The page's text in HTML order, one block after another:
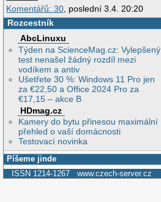
Komentářů: 30, poslední 3.4. 20:20
Rozcestník
AbcLinuxu
Týden na ScienceMag.cz: Vylepšený
test nenašel žádný rozdíl mezi
vodíkem a antiv
Ušetřete 30 %: Windows 11 Pro jen
za €22,50 a Office 2024 Pro za
€17,15 – akce B
HDmag.cz
Kamery do bytu přinesou maximální
přehled o vaší domácnosti
Testovací novinka
Píšeme jinde
ISSN 1214-1267 www.czech-server.cz